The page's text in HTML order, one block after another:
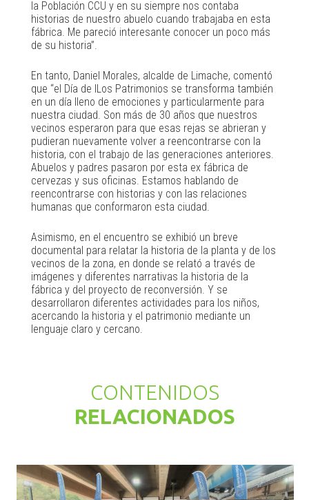
la Población CCU y en su siempre nos contaba
historias de nuestro abuelo cuando trabajaba en esta
fábrica. Me pareció interesante conocer un poco más
de su historia”.
En tanto, Daniel Morales, alcalde de Limache, comentó
que “el Día de lLos Patrimonios se transforma también
en un día lleno de emociones y particularmente para
nuestra ciudad. Son más de 30 años que nuestros
vecinos esperaron para que esas rejas se abrieran y
pudieran nuevamente volver a reencontrarse con la
historia, con el trabajo de las generaciones anteriores.
Abuelos y padres pasaron por esta ex fábrica de
cervezas y sus oficinas. Estamos hablando de
reencontrarse con historias y con las relaciones
humanas que conformaron esta ciudad.
Asimismo, en el encuentro se exhibió un breve
documental para relatar la historia de la planta y de los
vecinos de la zona, en donde se relató a través de
imágenes y diferentes narrativas la historia de la
fábrica y del proyecto de reconversión. Y se
desarrollaron diferentes actividades para los niños,
acercando la historia y el patrimonio mediante un
lenguaje claro y cercano.
CONTENIDOS
RELACIONADOS